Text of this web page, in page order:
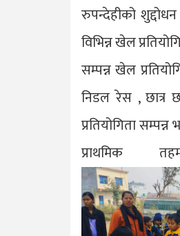
रुपन्देहीको
विभिन्न खेल
सम्पन्न खेल
निडल रेस , छात्र
प्रतियोगिता
प्राथमिक